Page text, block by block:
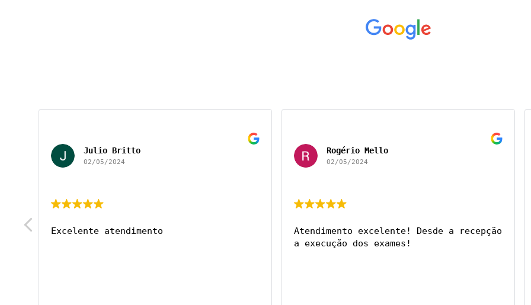
Julio Britto
02/05/2024
Excelente atendimento
Rogério Mello
02/05/2024
Atendimento excelente! Desde a recepção
a execução dos exames!